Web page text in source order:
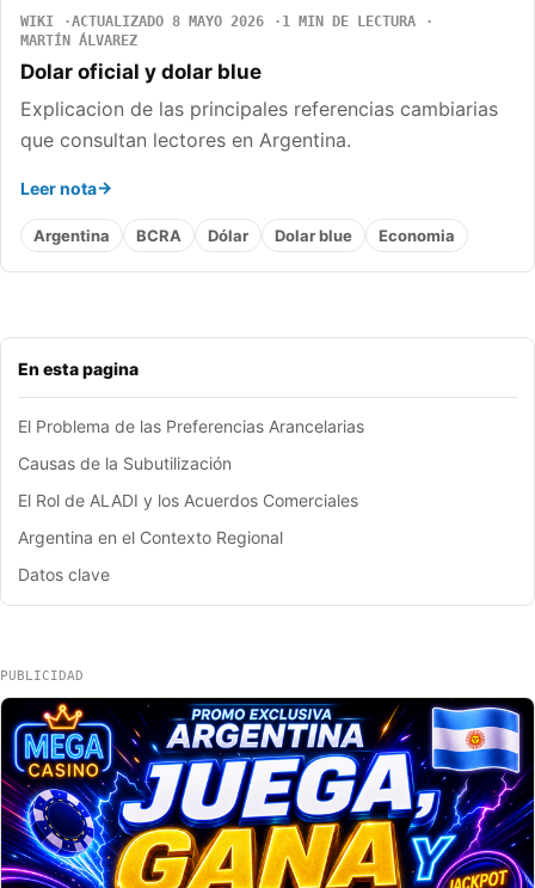
En esta pagina
El Problema de las Preferencias Arancelarias
Causas de la Subutilización
El Rol de ALADI y los Acuerdos Comerciales
Argentina en el Contexto Regional
Datos clave
WIKI ACTUALIZADO 8 MAYO 2026
1 MIN DE LECTURA
MARTÍN ÁLVAREZ
Dolar oficial y dolar blue
Explicacion de las principales referencias cambiarias
que consultan lectores en Argentina.
Leer nota
Argentina BCRA Dólar Dolar blue Economia
PUBLICIDAD